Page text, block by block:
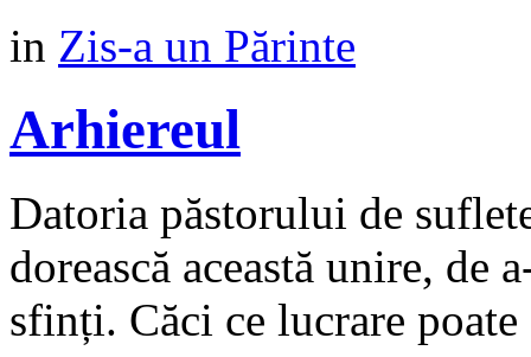
in Zis-a un Părinte
Arhiereul
Datoria păstorului de
dorească această unire, de
sfinți. Căci ce lucrare